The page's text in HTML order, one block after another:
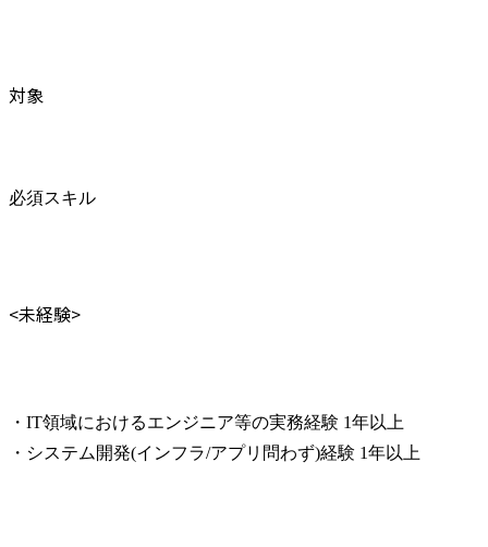
対象
必須スキル
<未経験>
・IT領域におけるエンジニア等の実務経験 1年以上
・システム開発(インフラ/アプリ問わず)経験 1年以上